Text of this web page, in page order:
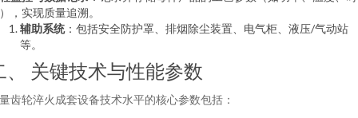
，实现质量追溯。
辅助系统：包括安全防护罩、排烟除尘装置、电气柜、液压/气动站
等。
、 关键技术与性能参数
齿轮淬火成套设备技术水平的核心参数包括：